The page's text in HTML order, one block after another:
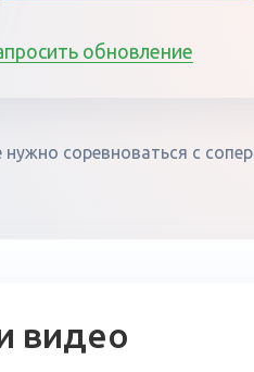
обновление
соревноваться с
видео